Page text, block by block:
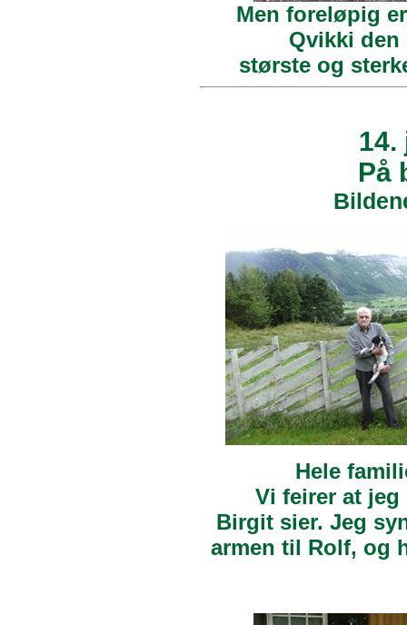
Men foreløpig
Qvikki den
største og
14.
På
Hele
Vi feirer at jeg
Birgit sier. Jeg
armen til Rolf, og